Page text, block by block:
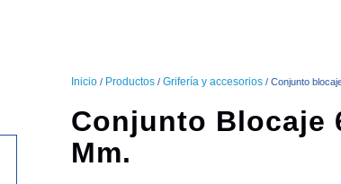
Inicio/ Productos/ Grifería y accesorios/ Conjunto
Conjunto Blocaje
Mm.